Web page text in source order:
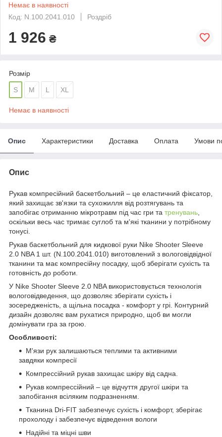
Немає в наявності
Код: N.100.2041.010
Роздріб
1 926 ₴
Розмір
S M L XL
Немає в наявності
Опис Характеристики Доставка Оплата Умови
Опис
Рукав компресійний баскетбольний – це еластичний фіксатор,
який захищає зв'язки та сухожилля від розтягувань та
запобігає отриманню мікротравм під час гри та тренувань
оскільки весь час тримає суглоб та м'які тканини у потрібному
тонусі.
Рукав баскетбольний для кидкової руки Nike Shooter Sleeve
2.0 NBA 1 шт. (N.100.2041.010) виготовлений з вологовідвідної
тканини та має компресійну посадку, щоб зберігати сухість та
готовність до роботи.
У Nike Shooter Sleeve 2.0 NBA використовується технологія
вологовідведення, що дозволяє зберігати сухість і
зосередженість, а щільна посадка - комфорт у грі. Контурний
дизайн дозволяє вам рухатися природно, щоб ви могли
домінувати гра за грою.
Особливості:
М'язи рук залишаються теплими та активними
завдяки компресії
Компрессійний рукав захищає шкіру від садна.
Рукав компрессійний – це відчуття другої шкіри та
запобігання всіляким подразненням.
Тканина Dri-FIT забезпечує сухість і комфорт, зберігає
прохолоду і забезпечує відведення вологи
Надійні та міцні шви